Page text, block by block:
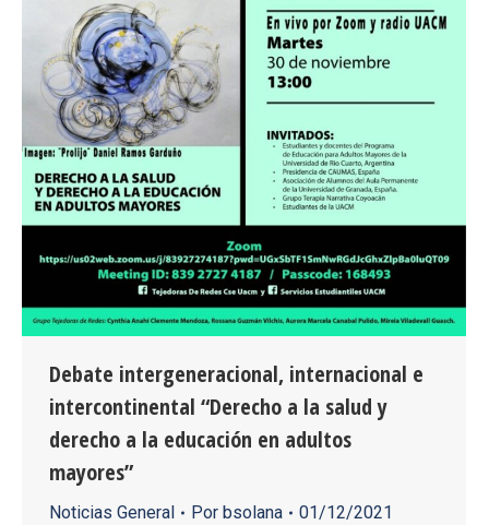
Debate intergeneracional, internacional e
intercontinental “Derecho a la salud y
derecho a la educación en adultos
mayores”
Noticias General Por bsolana 01/12/2021